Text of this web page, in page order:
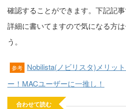
確認することができます。下記記
詳細に書いてますので気になる方
う。
参考
Nobilista(ノビリスタ)メリッ
ー！MACユーザーに一推し！
合わせて読む